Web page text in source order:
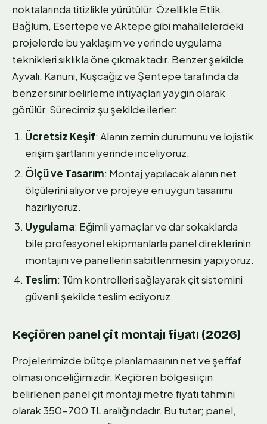
noktalarında titizlikle yürütülür. Özellikle Etlik,
Bağlum, Esertepe ve Aktepe gibi mahallelerdeki
projelerde bu yaklaşım ve yerinde uygulama
teknikleri sıklıkla öne çıkmaktadır. Benzer şekilde
Ayvalı, Kanuni, Kuşcağız ve Şentepe tarafında da
benzer sınır belirleme ihtiyaçları yaygın olarak
görülür. Sürecimiz şu şekilde ilerler:
Ücretsiz Keşif: Alanın zemin durumunu ve lojistik
erişim şartlarını yerinde inceliyoruz.
Ölçü ve Tasarım: Montaj yapılacak alanın net
ölçülerini alıyor ve projeye en uygun tasarımı
hazırlıyoruz.
Uygulama: Eğimli yamaçlar ve dar sokaklarda
bile profesyonel ekipmanlarla panel direklerinin
montajını ve panellerin sabitlenmesini yapıyoruz.
Teslim: Tüm kontrolleri sağlayarak çit sistemini
güvenli şekilde teslim ediyoruz.
Keçiören panel çit montajı fiyatı (2026)
Projelerimizde bütçe planlamasının net ve şeffaf
olması önceliğimizdir. Keçiören bölgesi için
belirlenen panel çit montajı metre fiyatı tahmini
olarak 350-700 TL aralığındadır. Bu tutar; panel,